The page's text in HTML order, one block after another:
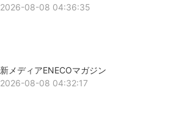
2026-08-08 04:36:35
新メディアENECOマガジン
2026-08-08 04:32:17